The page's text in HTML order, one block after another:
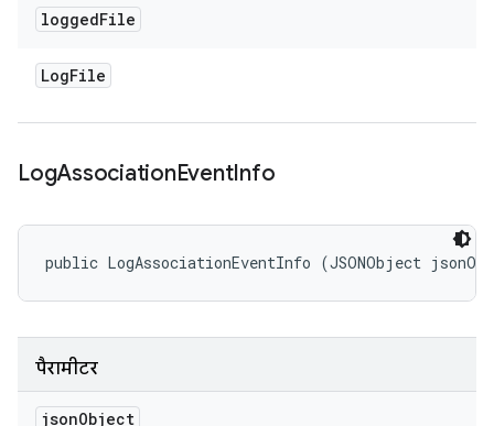
loggedFile
LogFile
LogAssociationEventInfo
public LogAssociationEventInfo (JSONObject
पैरामीटर
jsonObject